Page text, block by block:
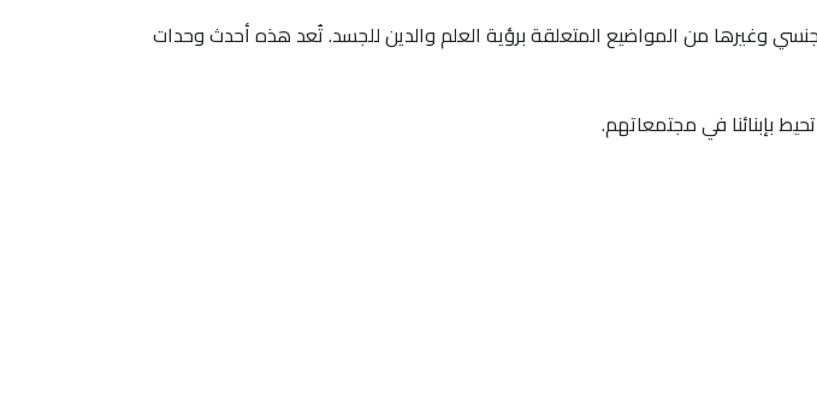
وغيرها من المواضيع المتعلقة برؤية العلم والدين للجسد. تُعد هذه أحدث وحدات
بإبنائنا في مجتمعاتهم.